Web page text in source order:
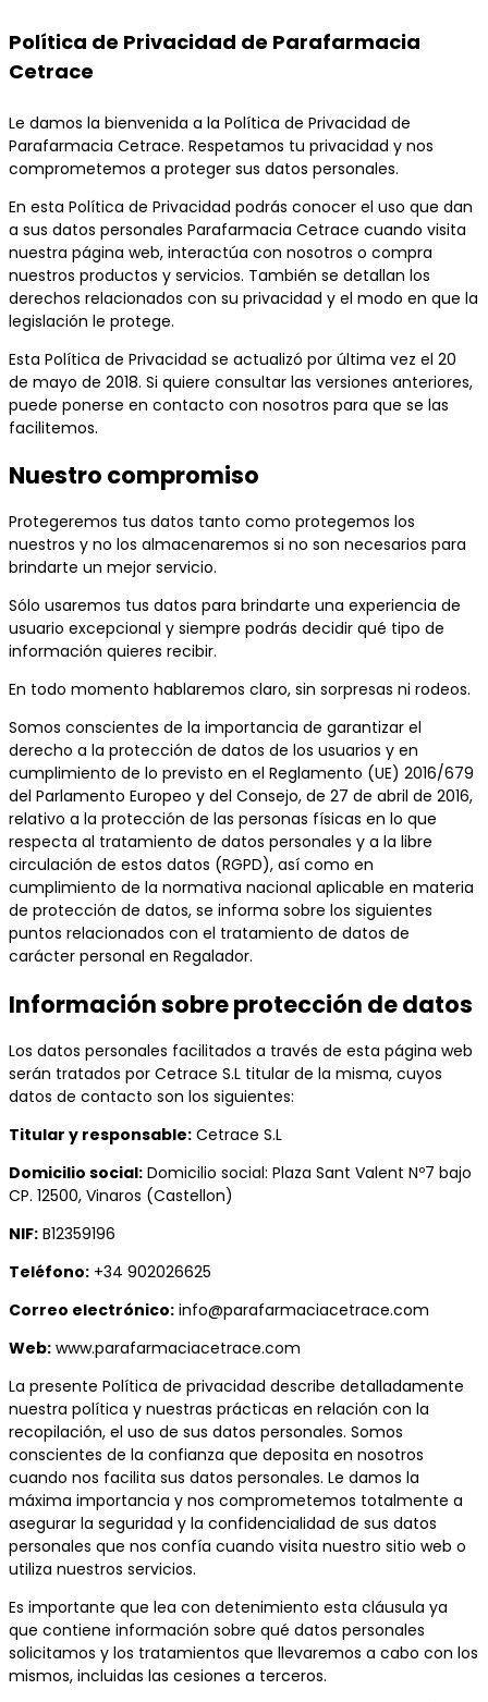
Política de Privacidad de Parafarmacia
Cetrace
Le damos la bienvenida a la Política de Privacidad de
Parafarmacia Cetrace. Respetamos tu privacidad y nos
comprometemos a proteger sus datos personales.
En esta Política de Privacidad podrás conocer el uso que dan
a sus datos personales Parafarmacia Cetrace cuando visita
nuestra página web, interactúa con nosotros o compra
nuestros productos y servicios. También se detallan los
derechos relacionados con su privacidad y el modo en que la
legislación le protege.
Esta Política de Privacidad se actualizó por última vez el 20
de mayo de 2018. Si quiere consultar las versiones anteriores,
puede ponerse en contacto con nosotros para que se las
facilitemos.
Nuestro compromiso
Protegeremos tus datos tanto como protegemos los
nuestros y no los almacenaremos si no son necesarios para
brindarte un mejor servicio.
Sólo usaremos tus datos para brindarte una experiencia de
usuario excepcional y siempre podrás decidir qué tipo de
información quieres recibir.
En todo momento hablaremos claro, sin sorpresas ni rodeos.
Somos conscientes de la importancia de garantizar el
derecho a la protección de datos de los usuarios y en
cumplimiento de lo previsto en el Reglamento (UE) 2016/679
del Parlamento Europeo y del Consejo, de 27 de abril de 2016,
relativo a la protección de las personas físicas en lo que
respecta al tratamiento de datos personales y a la libre
circulación de estos datos (RGPD), así como en
cumplimiento de la normativa nacional aplicable en materia
de protección de datos, se informa sobre los siguientes
puntos relacionados con el tratamiento de datos de
carácter personal en Regalador.
Información sobre protección de datos
Los datos personales facilitados a través de esta página web
serán tratados por Cetrace S.L titular de la misma, cuyos
datos de contacto son los siguientes:
Titular y responsable: Cetrace S.L
Domicilio social: Domicilio social: Plaza Sant Valent Nº7 bajo
CP. 12500, Vinaros (Castellon)
NIF: B12359196
Teléfono: +34 902026625
Correo electrónico: info@parafarmaciacetrace.com
Web: www.parafarmaciacetrace.com
La presente Política de privacidad describe detalladamente
nuestra política y nuestras prácticas en relación con la
recopilación, el uso de sus datos personales. Somos
conscientes de la confianza que deposita en nosotros
cuando nos facilita sus datos personales. Le damos la
máxima importancia y nos comprometemos totalmente a
asegurar la seguridad y la confidencialidad de sus datos
personales que nos confía cuando visita nuestro sitio web o
utiliza nuestros servicios.
Es importante que lea con detenimiento esta cláusula ya
que contiene información sobre qué datos personales
solicitamos y los tratamientos que llevaremos a cabo con los
mismos, incluidas las cesiones a terceros.